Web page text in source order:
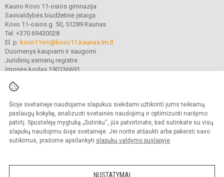
Šioje svetainėje naudojame slapukus siekdami užtikrinti jums teikiamų
paslaugų kokybę, analizuoti svetainės naudojimą ir optimizuoti naršymo
patirtį. Spustelėję mygtuką „Sutinku“, jūs patvirtinate, kad sutinkate su visų
slapukų naudojimu šioje svetainėje. Jei norite atšaukti arba pakeisti savo
sutikimus, prašome apsilankyti slapukų valdymo puslapyje.
NUSTATYMAI
Kauno Kovo 11-osios gimnazija
Savivaldybės biudžetinė įstaiga
Kovo 11-osios g. 50, 51289 Kaunas
Tel. +370 69430028
El. p. kovo11vm@kovo11.kaunas.lm.lt
Duomenys kaupiami ir saugomi
Juridinių asmenų registre
Įmonės kodas 190136691
© 2021. Kauno Kovo 11-osios gimnazija. Visos teisės saugomos.
Kopijuoti turinį be raštiško gimnazijos sutikimo griežtai draudžiama.
Prieinamumo paraiška Slapukų valdymas
Sumanus būdas atnaujinti